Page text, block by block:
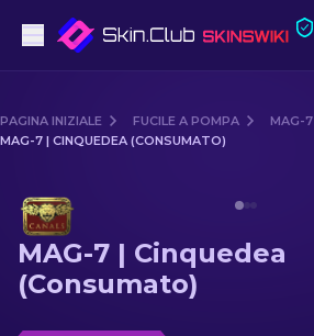
Fascia media
Fucile
Fucile di precisione
PAGINA INIZIALE FUCILE A POMPA
MAG-7
MAG-7 | CINQUEDEA (CONSUMATO)
MAG-7 | Cinquedea
(Consumato)